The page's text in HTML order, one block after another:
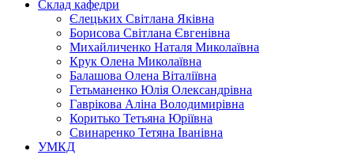
Склад кафедри
Єлецьких Світлана Яківна
Борисова Світлана Євгенівна
Михайличенко Наталя Миколаївна
Крук Олена Миколаївна
Балашова Олена Віталіївна
Гетьманенко Юлія Олександрівна
Гаврікова Аліна Володимирівна
Коритько Тетьяна Юріївна
Свинаренко Тетяна Іванівна
УМКД